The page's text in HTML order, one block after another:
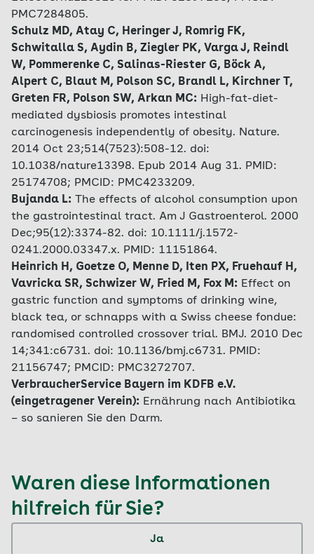
PMC7284805.
Schulz MD, Atay C, Heringer J, Romrig FK,
Schwitalla S, Aydin B, Ziegler PK, Varga J, Reindl
W, Pommerenke C, Salinas-Riester G, Böck A,
Alpert C, Blaut M, Polson SC, Brandl L, Kirchner T,
Greten FR, Polson SW, Arkan MC: High-fat-diet-
mediated dysbiosis promotes intestinal
carcinogenesis independently of obesity. Nature.
2014 Oct 23;514(7523):508-12. doi:
10.1038/nature13398. Epub 2014 Aug 31. PMID:
25174708; PMCID: PMC4233209.
Bujanda L: The effects of alcohol consumption upon
the gastrointestinal tract. Am J Gastroenterol. 2000
Dec;95(12):3374-82. doi: 10.1111/j.1572-
0241.2000.03347.x. PMID: 11151864.
Heinrich H, Goetze O, Menne D, Iten PX, Fruehauf H,
Vavricka SR, Schwizer W, Fried M, Fox M: Effect on
gastric function and symptoms of drinking wine,
black tea, or schnapps with a Swiss cheese fondue:
randomised controlled crossover trial. BMJ. 2010 Dec
14;341:c6731. doi: 10.1136/bmj.c6731. PMID:
21156747; PMCID: PMC3272707.
VerbraucherService Bayern im KDFB e.V.
(eingetragener Verein): Ernährung nach Antibiotika
– so sanieren Sie den Darm.
Waren diese Informationen
hilfreich für Sie?
Ja